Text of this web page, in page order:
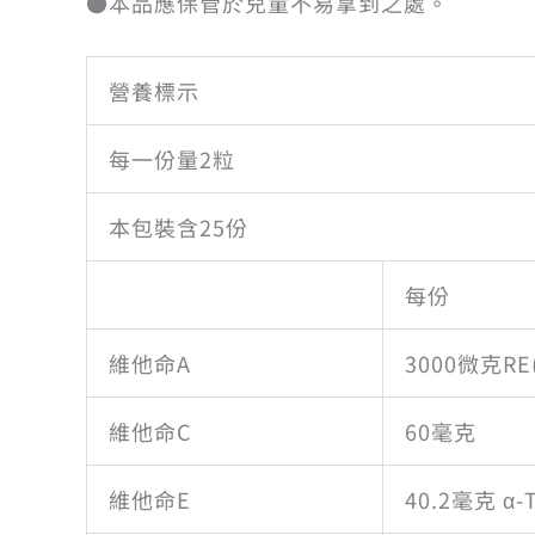
營養標示
每一份量2粒
本包裝含25份
每份
維他命A 3000微克
維他命C 60毫克
維他命E 40.2毫克 α-